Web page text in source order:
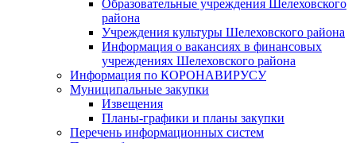
Образовательные учреждения Шелеховского
района
Учреждения культуры Шелеховского района
Информация о вакансиях в финансовых
учреждениях Шелеховского района
Информация по КОРОНАВИРУСУ
Муниципальные закупки
Извещения
Планы-графики и планы закупки
Перечень информационных систем